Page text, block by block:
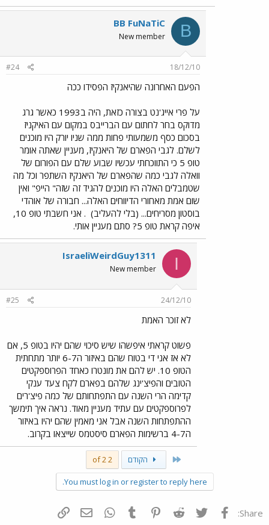
B
BB FuNaTiC
New member
18/12/10
#24
הפעם האחרונה שהיאנקיז הפסידו ככה
על פרי אייג'נט בצורה כזאת, היה ב1993 כאשר גרג
מדוקס בחר לחתום עם הברייבס במקום עם האיקניז
בסכום כסף משמעותי פחות ממה שניו יורק היו מוכנים
לשלם. לגבי הפארם של היאנקיז, מעניין שאתה אומר
טופ 5 כי התווכחתי עכשיו שבוע שלם עם הפורום של
וואלה לגבי כמה שהפארם של היאנקיז השתפר וכל מה
שטמבלים האלה היו מוכנים להגיד זה שזה" הייפ" ואין
שום אמת מאחורי הדיווחים האלה... חבורה של אוהדי
בוסטון מסריחים... (בלי להעליב)
. אני חשבתי טופ 10,
איפה קראת טופ 5? סתם מעניין אותי.
I
IsraeliWeirdGuy1311
New member
24/12/10
#25
לא זוכר האמת
פשוט קראתי איפשהו שיש סיכוי שהם יהיו בטופ 5, אם
לא אז אני די בטוח שהם באיזור ה6-7 יותר מתחתית
הטופ 10. יש להם את מונטרו כאחד הפרוספקטים
הטובים והפיצ'ינג שלהם בפארם לקח צעד ענקי
קדימה הרי השנה עם התפתחותם של כמה פיצ'רים
לפרוספקטים עם עתיד מעניין מאוד. נראה איך תימשך
ההתפתחות השנה אבל אני מאמין שהם יהיו באיזור
ה4-7 ברשימות הפארם סיסטמס שייצאו בקרוב.
First הקודם 2 of 2
You must log in or register to reply here.
Share: פייסבוק Twitter
Reddit
Pinterest
Tumblr
WhatsAppדואר אלקטרוני